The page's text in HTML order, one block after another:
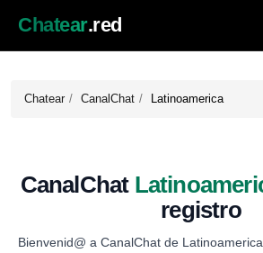
Chatear.red
Chatear CanalChat Latinoamerica
CanalChat
registro
Bienvenid@ a CanalChat de